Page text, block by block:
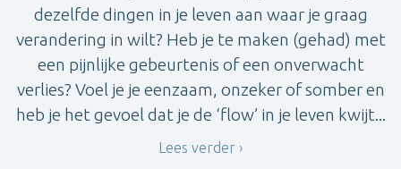
dezelfde dingen in je leven aan waar je graag
verandering in wilt? Heb je te maken (gehad) met
een pijnlijke gebeurtenis of een onverwacht
verlies? Voel je je eenzaam, onzeker of somber en
heb je het gevoel dat je de ‘flow’ in je leven kwijt...
Lees verder